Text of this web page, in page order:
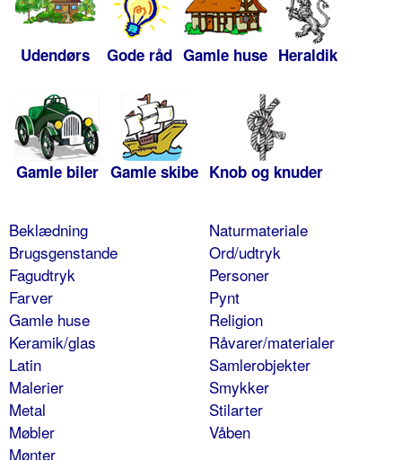
Udendørs Gode råd Gamle huse Heraldik
Gamle biler Gamle skibe Knob og knuder
Beklædning
Brugsgenstande
Fagudtryk
Farver
Gamle huse
Keramik/glas
Latin
Malerier
Metal
Møbler
Mønter
Naturmateriale
Ord/udtryk
Personer
Pynt
Religion
Råvarer/materialer
Samlerobjekter
Smykker
Stilarter
Våben